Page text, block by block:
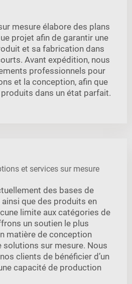
mesure élabore des plans
projet afin de garantir une
et sa fabrication dans
Avant expédition, nous
professionnels pour
et la conception, afin que
dans un état parfait.
et services sur mesure
des bases de
que des produits en
limite aux catégories de
un soutien le plus
matière de conception
solutions sur mesure. Nous
clients de bénéficier d’un
capacité de production